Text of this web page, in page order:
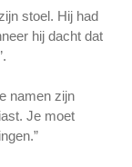
stoel. Hij had
hij dacht dat
namen zijn
Je moet